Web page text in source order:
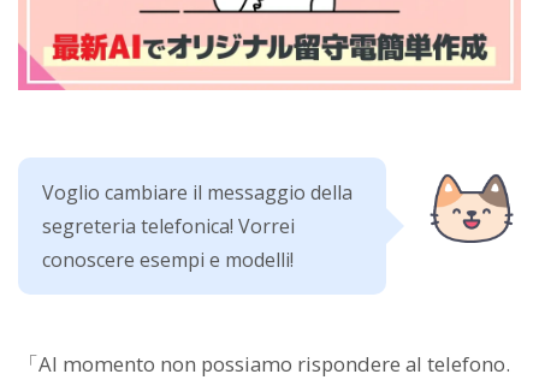
Voglio cambiare il messaggio della
segreteria telefonica! Vorrei
conoscere esempi e modelli!
「Al momento non possiamo rispondere al telefono.